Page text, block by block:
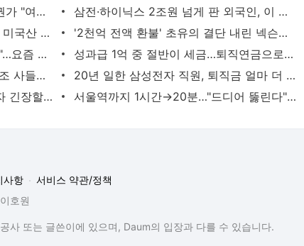
'워시 쇼크'에 무너진 오천피…증권가 "여전히 매력적" [분석+]
삼전·하이닉스 2조원 넘게 판 외국인, 이 기업은 사들였다
마트에 수입란 풀리자…"2천원 싼 미국산 샀다" vs "그래도 먹거리는 국산" [현장+]
'2천억 전액 환불' 초유의 결단 내린 넥슨…대표까지 직접 나섰다 [이슈+]
"해외 대신 국내로 밤도깨비 여행"…요즘 뜨는 '제주 여행' 트렌드 [트래블톡]
성과급 1억 중 절반이 세금…퇴직연금으로 수령땐 稅혜택
"막차 탔는데 어쩌나"...한달간 1.4조 사들인 '금·은 개미' 비명
20년 일한 삼성전자 직원, 퇴직금 얼마 더 받길래…'깜짝' [곽용희의 인사노무노트]
'머스크 파운드리' 선언…"삼성전자 긴장할 수 밖에 없는 이유" [강경주의 테크X]
서울역까지 1시간→20분…"드디어 뚫린다" 교통호재에 들썩
사항
서비스 약관/정책
호원
사 또는 글쓴이에 있으며, Daum의 입장과 다를 수 있습니다.